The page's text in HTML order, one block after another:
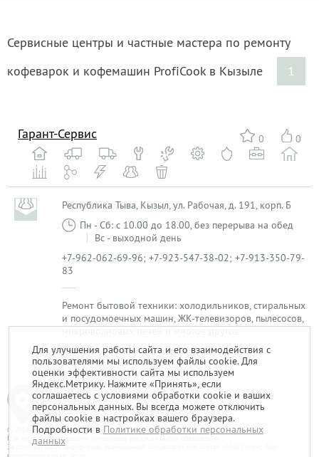
Сервисные центры и частные мастера по ремонту
кофеварок и кофемашин ProfiCook в Кызыле
1
0 0
Гарант-Сервис
Республика Тыва, Кызыл, ул. Рабочая, д. 191, корп. Б
Пн - Сб: с 10.00 до 18.00, без перерыва на обед
Вс - выходной день
+7-962-062-69-96; +7-923-547-38-02; +7-913-350-79-
83
Ремонт бытовой техники: холодильников, стиральных
и посудомоечных машин, ЖК-телевизоров, пылесосов,
микроволновых печей и многое другое
1
© 2014-2026. «Мой Сервис-Гид» – проект группы «Текарт».
При любом использовании материалов ресурса ссылка обязательна.
За достоверность информации, размещенной пользователями, портал «Мой Сервис-Гид»
Для улучшения работы сайта и его взаимодействия с
пользователями мы используем файлы cookie. Для
оценки эффективности сайта мы используем
Яндекс.Метрику. Нажмите «Принять», если
соглашаетесь с условиями обработки cookie и ваших
персональных данных. Вы всегда можете отключить
файлы cookie в настройках вашего браузера.
Подробности в Политике обработки персональных
данных